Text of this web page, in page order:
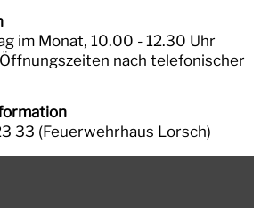
im Monat, 10.00 - 12.30 Uhr
nach telefonischer
33 (Feuerwehrhaus Lorsch)